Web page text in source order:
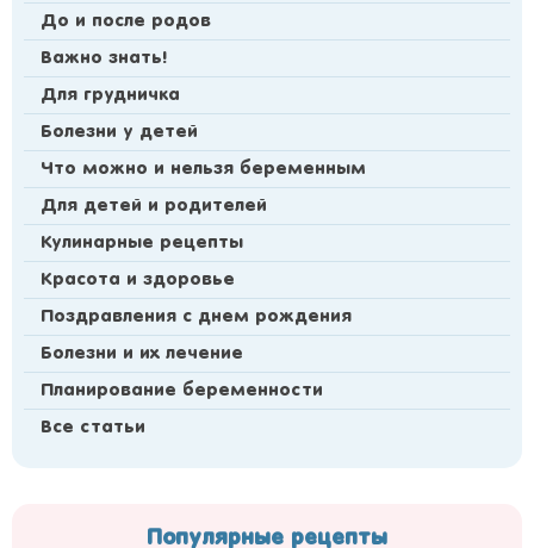
До и после родов
Важно знать!
Для грудничка
Болезни у детей
Что можно и нельзя беременным
Для детей и родителей
Кулинарные рецепты
Красота и здоровье
Поздравления с днем рождения
Болезни и их лечение
Планирование беременности
Все статьи
Популярные рецепты